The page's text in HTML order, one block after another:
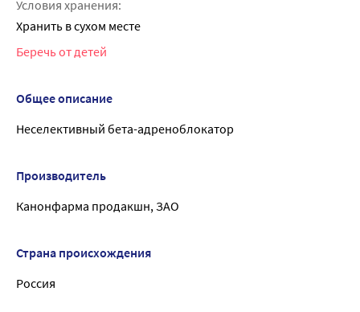
Условия хранения:
Хранить в сухом месте
Беречь от детей
Общее описание
Неселективный бета-адреноблокатор
Производитель
Канонфарма продакшн, ЗАО
Страна происхождения
Россия